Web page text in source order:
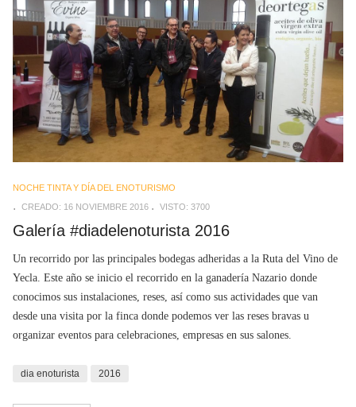
NOCHE TINTA Y DÍA DEL ENOTURISMO
CREADO: 16 NOVIEMBRE 2016
VISTO: 3700
Galería #diadelenoturista 2016
Un recorrido por las principales bodegas adheridas a la Ruta del Vino de
Yecla. Este año se inicio el recorrido en la ganadería Nazario donde
conocimos sus instalaciones, reses, así como sus actividades que van
desde una visita por la finca donde podemos ver las reses bravas u
organizar eventos para celebraciones, empresas en sus salones.
dia enoturista 2016